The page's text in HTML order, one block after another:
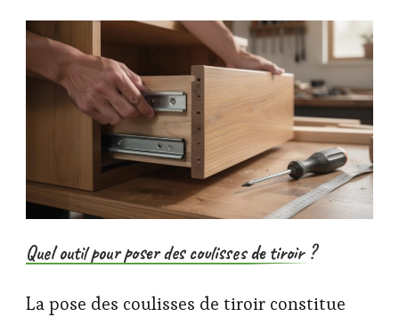
Quel outil pour poser des coulisses de tiroir ?
La pose des coulisses de tiroir constitue